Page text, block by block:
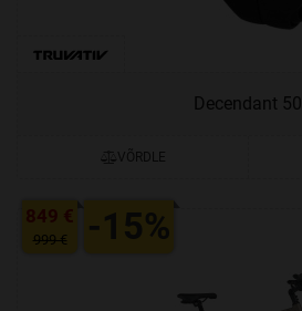
Decendant 50
VÕRDLE
849 €
999 € -15%